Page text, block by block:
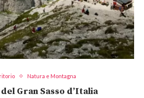
Natura e Montagna
Gran Sasso d’Italia